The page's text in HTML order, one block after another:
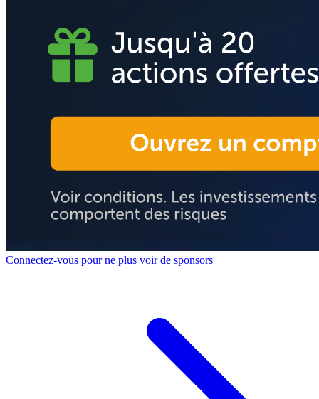
Connectez-vous pour ne plus voir de sponsors